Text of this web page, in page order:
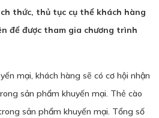
thức, thủ tục cụ thể khách hàng
để được tham gia chương trình
mại, khách hàng sẽ có cơ hội nhận
sản phẩm khuyến mại. Thẻ cào
sản phẩm khuyến mại. Tổng số